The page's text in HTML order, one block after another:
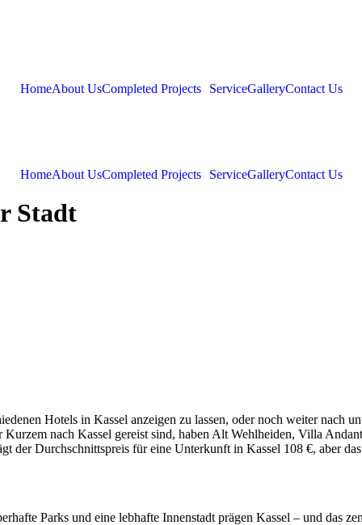
HomeAbout UsCompleted Projects ServiceGalleryContact Us
HomeAbout UsCompleted Projects ServiceGalleryContact Us
Stadt
Hotels in Kassel anzeigen zu lassen, oder noch weiter nach
nach Kassel gereist sind, haben Alt Wehlheiden, Villa
der Durchschnittspreis für eine Unterkunft in Kassel 108 €, aber
Parks und eine lebhafte Innenstadt prägen Kassel – und das